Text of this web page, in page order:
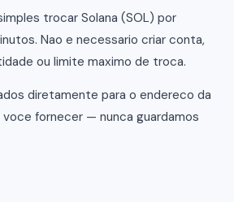
trocar Solana (SOL) por
Nao e necessario criar conta,
ou limite maximo de troca.
diretamente para o endereco da
fornecer — nunca guardamos